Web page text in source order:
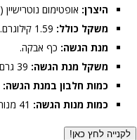
היצרן: אופטימום נוטרישיין (Optimum Nutrition).
משקל כולל:
מנת הגשה: כף אבקה.
משקל מנת הגשה:
כמות חלבון במנת הגשה:
כמות מנות הגשה:
לקנייה לחץ כאן!